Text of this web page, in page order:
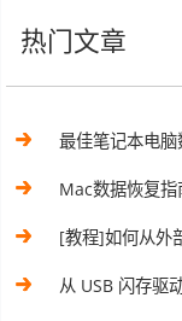
热门文章
最佳笔记本电
Mac数据恢复
[教程]如何从外
从 USB 闪存驱